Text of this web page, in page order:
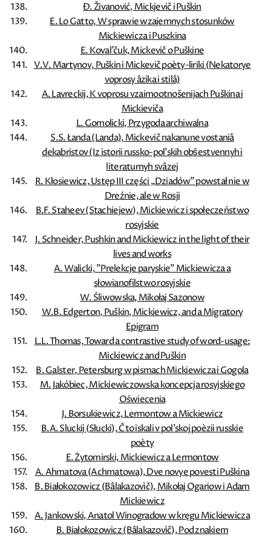
Đ. Živanović, Mickjevič i Puškin
E. Lo Gatto, W sprawie wzajemnych stosunków
Mickiewicza i Puszkina
E. Koval'čuk, Mickevič o Puškine
V.V. Martynov, Puškin i Mickevič poèty-liriki (Nekatorye
voprosy âzika i stilâ)
A. Lavreckij, K voprosu vzaimootnošenijach Puškina i
Mickieviča
L. Gomolicki, Przygoda archiwalna
S.S. Łanda (Landa), Mickevič nakanune vostaniâ
dekabristov (Iz istorii russko-pol'skih obŝestvennyh i
literaturnyh svâzej
R. Kłosiewicz, Ustęp III części „Dziadów” powstał nie w
Dreźnie, ale w Rosji
B.F. Staheev (Stachiejew), Mickiewicz i społeczeństwo
rosyjskie
J. Schneider, Pushkin and Mickiewicz in the light of their
lives and works
A. Walicki, ”Prelekcje paryskie” Mickiewicza a
słowianofilstwo rosyjskie
W. Śliwowska, Mikołaj Sazonow
W.B. Edgerton, Puškin, Mickiewicz, and a Migratory
Epigram
L.L. Thomas, Toward a contrastive study of word-usage:
Mickiewicz and Puškin
B. Galster, Petersburg w pismach Mickiewicza i Gogola
M. Jakóbiec, Mickiewiczowska koncepcja rosyjskiego
Oświecenia
J. Borsukiewicz, Lermontow a Mickiewicz
B.A. Sluckij (Słucki), Čto iskali v pol'skoj poèzii russkie
poèty
E. Żytomirski, Mickiewicz a Lermontow
A. Ahmatova (Achmatowa), Dve novye povesti Puškina
B. Białokozowicz (Bâlakazovìč), Mikołaj Ogariow i Adam
Mickiewicz
A. Jankowski, Anatol Winogradow w kręgu Mickiewicza
B. Białokozowicz (Bâlakazovìč), Pod znakiem